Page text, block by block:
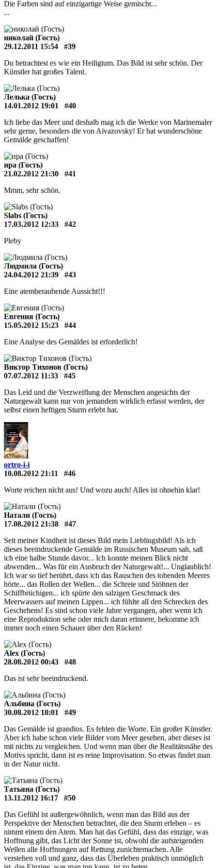
Die Farben sind auf einzigartige Weise gemischt...
...
николай (Гость)
29.12.2011 15:54
#39
Du betrachtest es wie ein Heiligtum. Das Bild ist sehr schön. Der
Künstler hat großes Talent.
Лелька (Гость)
14.01.2012 19:01
#40
Ich liebe das Meer und deshalb mag ich die Werke von Marinemaler
sehr gerne, besonders die von Aivazovsky! Er hat wunderschöne
Gemälde geschaffen!
ира (Гость)
21.02.2012 21:30
#41
Mmm, sehr schön.
Slabs (Гость)
17.03.2012 12:33
#42
Pleby
Людмила (Гость)
24.04.2012 21:39
#43
Eine atemberaubende Aussicht!!!
Евгения (Гость)
15.05.2012 15:23
#44
Eine Analyse des Gemäldes ist erforderlich!
Виктор Тихонов (Гость)
07.07.2012 11:33
#45
Das Leid und die Verzweiflung der Menschen angesichts der
Naturgewalt kann nur von jemandem wirklich erfasst werden, der
selbst einen heftigen Sturm erlebt hat.
ortro-i-i
10.08.2012 21:11
#46
Worte reichen nicht aus! Und wozu auch! Alles ist ohnehin klar!
Натали (Гость)
17.08.2012 21:38
#47
Seit meiner Kindheit ist dieses Bild mein Lieblingsbild! Als ich
dieses beeindruckende Gemälde im Russischen Museum sah, saß
ich eine halbe Stunde davor... Ich konnte meinen Blick nicht
abwenden... Was für ein Ausbruch der Naturgewalt!... Unglaublich!
Ich war so tief berührt, dass ich das Rauschen des tobenden Meeres
hörte... das Rollen der Wellen... die Schreie und Stöhnen der
Schiffbrüchigen... ich spürte den salzigen Geschmack des
Meerwassers auf meinen Lippen... ich fühlte all den Schrecken des
Geschehens! Es sind schon viele Jahre vergangen, aber wenn ich
eine Reproduktion sehe oder mich daran erinnere, bekomme ich
immer noch einen Schauer über den Rücken!
Аlex (Гость)
28.08.2012 00:43
#48
Das ist sehr beeindruckend.
Альбина (Гость)
30.08.2012 18:01
#49
Das Gemälde ist grandios. Es fehlen die Worte. Ein großer Künstler.
Aber ich habe schon viele Bilder vom Meer gesehen, aber dieses ist
mit nichts zu vergleichen. Und wenn man über die Realitätsnähe des
Motivs spricht, dann ist es reine Improvisation. So etwas findet man
in der Natur nicht.
Татьяна (Гость)
13.11.2012 16:17
#50
Das Gefühl ist außergewöhnlich, wenn man das Bild aus der
Perspektive der Menschen betrachtet, die den Sturm erleben – es
nimmt einem den Atem. Man hat das Gefühl, dass das einzige, was
Hoffnung gibt, das Licht der Sonne ist, obwohl die aufsteigenden
Wellen alle Hoffnungen auf Rettung zunichtemachen. Alle
verstehen voll und ganz, dass das Überleben praktisch unmöglich